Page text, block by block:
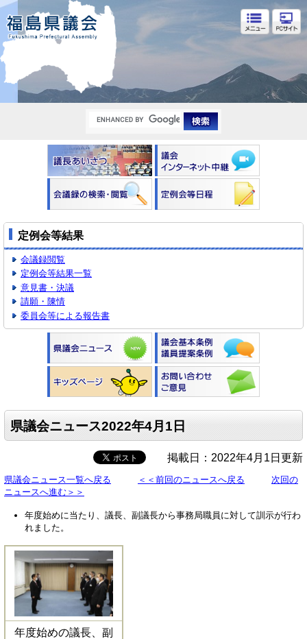
福島県議会
定例会等結果
会議録閲覧
定例会等結果一覧
意見書・決議
請願・陳情
委員会等による報告書
県議会ニュース2022年4月1日
掲載日：2022年4月1日更新
県議会ニュース一覧へ戻る ＜＜前回のニュースへ戻る
次回の
ニュースへ進む＞＞
年度始めに当たり、議長、副議長から事務局職員に対して訓示が行わ
れました。
年度始めの議長、副